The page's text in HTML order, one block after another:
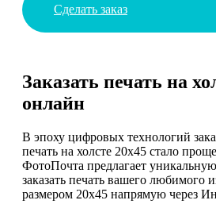
Сделать заказ
Заказать печать на
онлайн
В эпоху цифровых технологий
печать на холсте 20х45 стало
ФотоПочта предлагает
заказать печать вашего любимого
размером 20х45 напрямую через